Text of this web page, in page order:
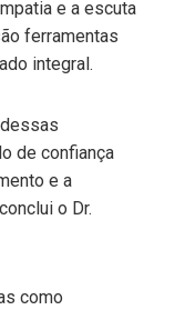
e a escuta
ferramentas
integral.
de confiança
e a
o Dr.
como